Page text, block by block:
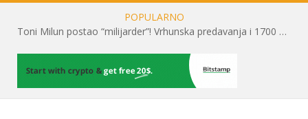
POPULARNO
Toni Milun postao “milijarder”! Vrhunska predavanja i 1700 posjetitelja obilježili su mjesec financijske pismenosti